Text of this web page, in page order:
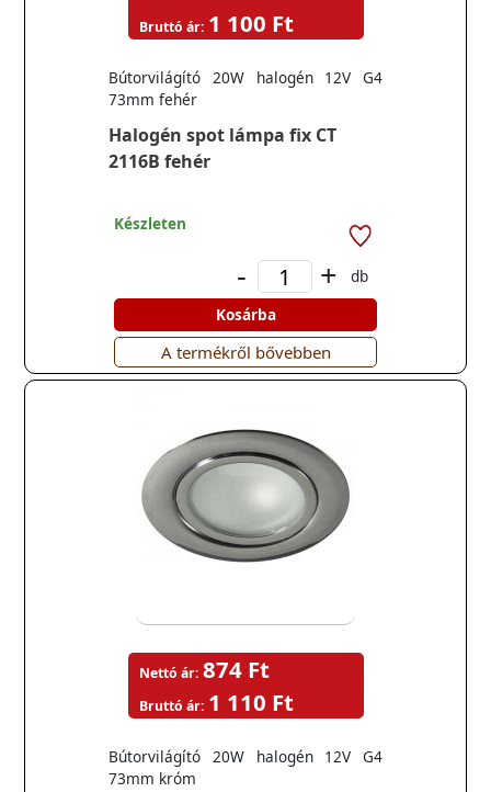
Halogén spot lámpa fix CT
2116B fehér
Bútorvilágító 20W halogén 12V G4
73mm fehér
Bruttó ár: 1 100 Ft
Készleten
- +
db
Kosárba
A termékről bővebben
Bútorvilágító 20W halogén 12V G4
73mm króm
Nettó ár: 874 Ft
Bruttó ár: 1 110 Ft